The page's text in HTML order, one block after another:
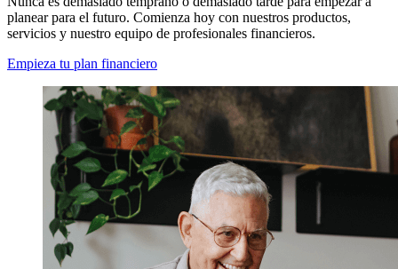
planear para el futuro. Comienza hoy con nuestros productos,
servicios y nuestro equipo de profesionales financieros.
Empieza tu plan financiero